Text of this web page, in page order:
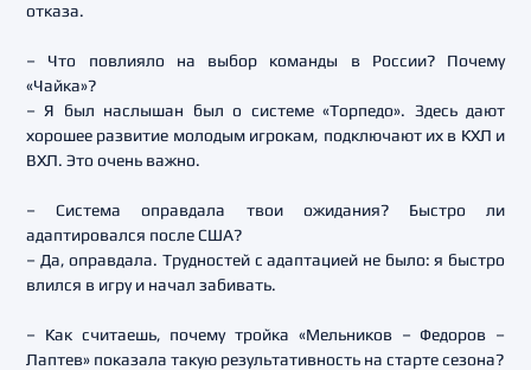
отказа.
– Что повлияло на выбор команды в России? Почему
«Чайка»?
– Я был наслышан был о системе «Торпедо». Здесь дают
хорошее развитие молодым игрокам, подключают их в КХЛ и
ВХЛ. Это очень важно.
– Система оправдала твои ожидания? Быстро ли
адаптировался после США?
– Да, оправдала. Трудностей с адаптацией не было: я быстро
влился в игру и начал забивать.
– Как считаешь, почему тройка «Мельников – Федоров –
Лаптев» показала такую результативность на старте сезона?